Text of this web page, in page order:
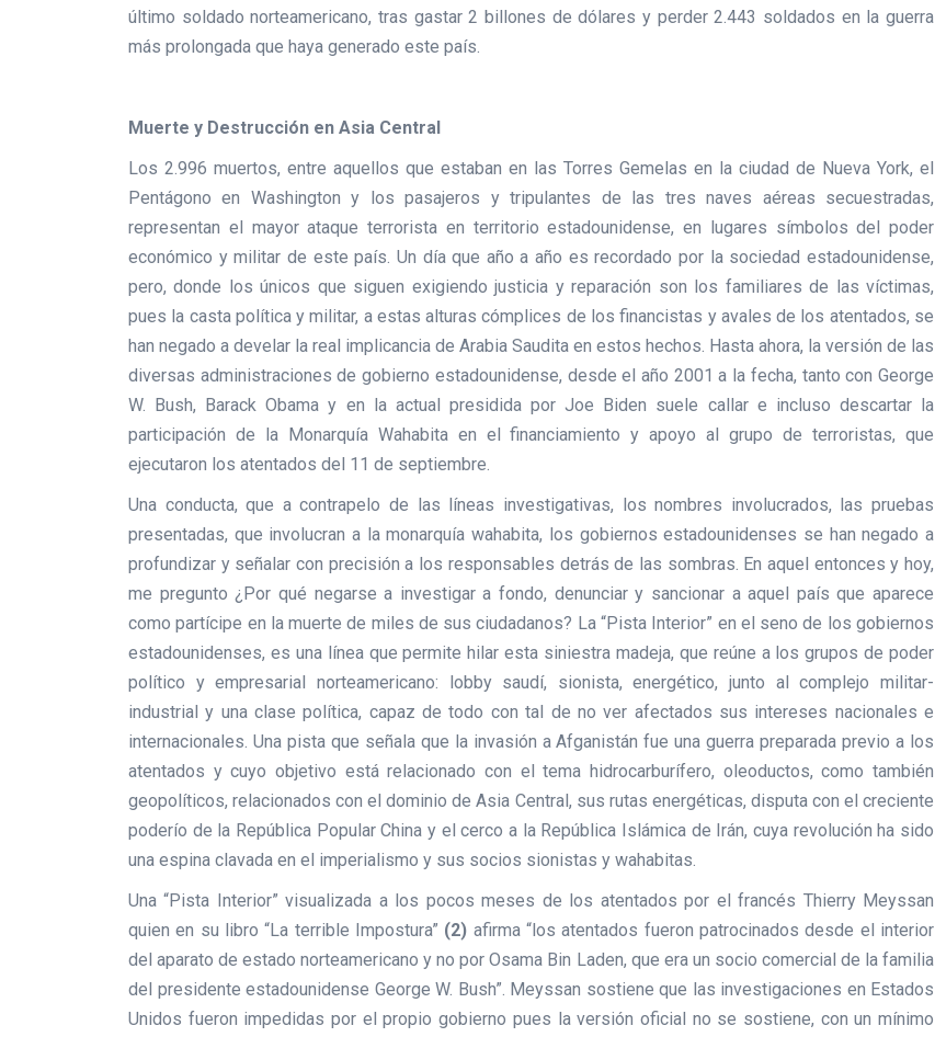
último soldado norteamericano, tras gastar 2 billones de dólares y perder 2.443 soldados en la guerra
más prolongada que haya generado este país.
Muerte y Destrucción en Asia Central
Los 2.996 muertos, entre aquellos que estaban en las Torres Gemelas en la ciudad de Nueva York, el
Pentágono en Washington y los pasajeros y tripulantes de las tres naves aéreas secuestradas,
representan el mayor ataque terrorista en territorio estadounidense, en lugares símbolos del poder
económico y militar de este país. Un día que año a año es recordado por la sociedad estadounidense,
pero, donde los únicos que siguen exigiendo justicia y reparación son los familiares de las víctimas,
pues la casta política y militar, a estas alturas cómplices de los financistas y avales de los atentados, se
han negado a develar la real implicancia de Arabia Saudita en estos hechos. Hasta ahora, la versión de las
diversas administraciones de gobierno estadounidense, desde el año 2001 a la fecha, tanto con George
W. Bush, Barack Obama y en la actual presidida por Joe Biden suele callar e incluso descartar la
participación de la Monarquía Wahabita en el financiamiento y apoyo al grupo de terroristas, que
ejecutaron los atentados del 11 de septiembre.
Una conducta, que a contrapelo de las líneas investigativas, los nombres involucrados, las pruebas
presentadas, que involucran a la monarquía wahabita, los gobiernos estadounidenses se han negado a
profundizar y señalar con precisión a los responsables detrás de las sombras. En aquel entonces y hoy,
me pregunto ¿Por qué negarse a investigar a fondo, denunciar y sancionar a aquel país que aparece
como partícipe en la muerte de miles de sus ciudadanos? La “Pista Interior” en el seno de los gobiernos
estadounidenses, es una línea que permite hilar esta siniestra madeja, que reúne a los grupos de poder
político y empresarial norteamericano: lobby saudí, sionista, energético, junto al complejo militar-
industrial y una clase política, capaz de todo con tal de no ver afectados sus intereses nacionales e
internacionales. Una pista que señala que la invasión a Afganistán fue una guerra preparada previo a los
atentados y cuyo objetivo está relacionado con el tema hidrocarburífero, oleoductos, como también
geopolíticos, relacionados con el dominio de Asia Central, sus rutas energéticas, disputa con el creciente
poderío de la República Popular China y el cerco a la República Islámica de Irán, cuya revolución ha sido
una espina clavada en el imperialismo y sus socios sionistas y wahabitas.
Una “Pista Interior” visualizada a los pocos meses de los atentados por el francés Thierry Meyssan
quien en su libro “La terrible Impostura” (2) afirma “los atentados fueron patrocinados desde el interior
del aparato de estado norteamericano y no por Osama Bin Laden, que era un socio comercial de la familia
del presidente estadounidense George W. Bush”. Meyssan sostiene que las investigaciones en Estados
Unidos fueron impedidas por el propio gobierno pues la versión oficial no se sostiene, con un mínimo